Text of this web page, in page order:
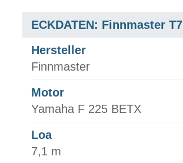
ECKDATEN: Finnmaster T7
Hersteller
Finnmaster
Motor
Yamaha F 225 BETX
Loa
7,1 m